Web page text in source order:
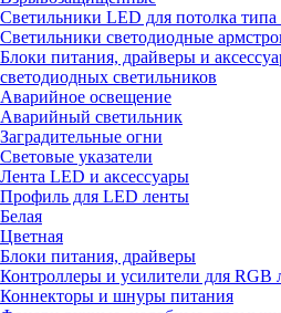
Светильники LED для потолка
Светильники светодиодные
Блоки питания, драйверы и
светодиодных светильников
Аварийное освещение
Аварийный светильник
Заградительные огни
Световые указатели
Лента LED и аксессуары
Профиль для LED ленты
Белая
Цветная
Блоки питания, драйверы
Контроллеры и усилители для RGB
Коннекторы и шнуры питания